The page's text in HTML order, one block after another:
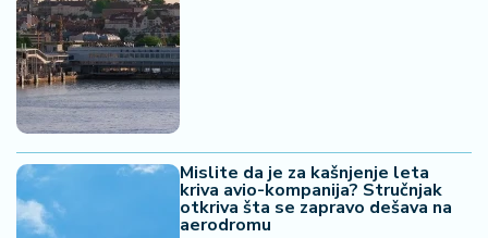
Mislite da je za kašnjenje leta
kriva avio-kompanija? Stručnjak
otkriva šta se zapravo dešava na
aerodromu